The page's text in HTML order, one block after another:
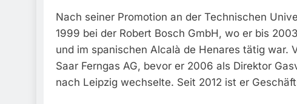
Nach seiner Promotion an der Technischen
1999 bei der Robert Bosch GmbH, wo er bis
und im spanischen Alcalà de Henares tätig
Saar Ferngas AG, bevor er 2006 als Direktor
nach Leipzig wechselte. Seit 2012 ist er